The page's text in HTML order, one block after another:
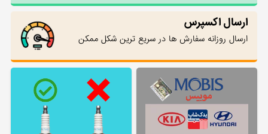
ارسال اکسپرس
ارسال روزانه سفارش ها در سریع ترین شکل ممکن